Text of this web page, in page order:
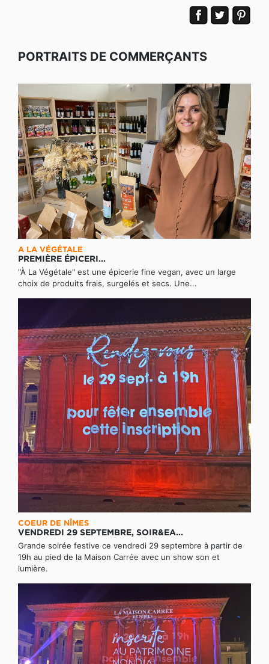
PORTRAITS DE COMMERÇANTS
A LA VÉGÉTALE
PREMIÈRE ÉPICERI...
"À La Végétale" est une épicerie fine vegan, avec un large
choix de produits frais, surgelés et secs. Une...
COEUR DE NÎMES
VENDREDI 29 SEPTEMBRE, SOIR&EA...
Grande soirée festive ce vendredi 29 septembre à partir de
19h au pied de la Maison Carrée avec un show son et
lumière.